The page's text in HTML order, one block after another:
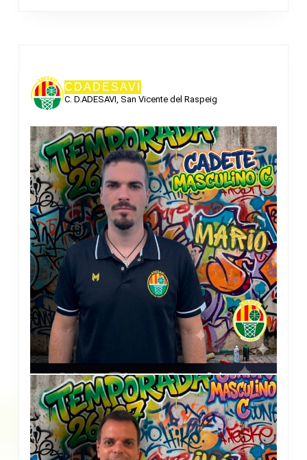
CDADESAVI
C. D.ADESAVI, San Vicente del Raspeig